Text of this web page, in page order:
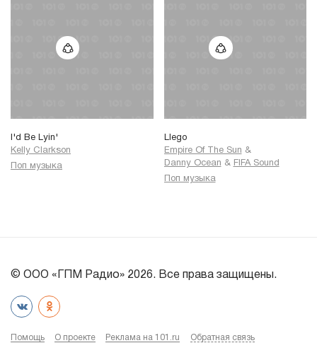
I'd Be Lyin'
Kelly Clarkson
Поп музыка
Llego
Empire Of The Sun &
Danny Ocean & FIFA Sound
Поп музыка
© ООО «ГПМ Радио» 2026. Все права защищены.
Помощь О проекте Реклама на 101.ru Обратная связь